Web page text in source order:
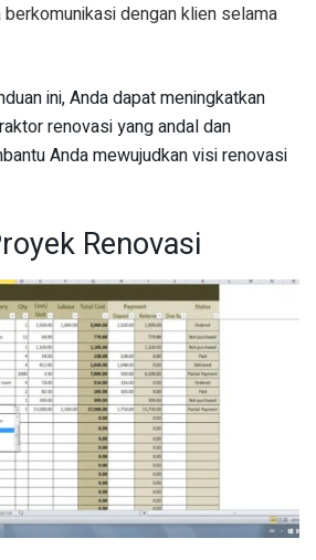
berkomunikasi dengan klien selama
ini, Anda dapat meningkatkan
renovasi yang andal dan
Anda mewujudkan visi renovasi
Renovasi